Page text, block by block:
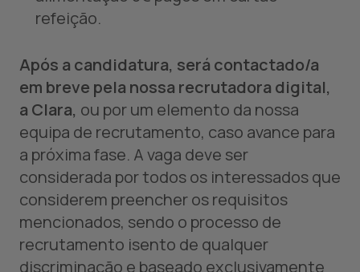
refeição.
Após a candidatura, será contactado/a
em breve pela nossa recrutadora digital,
a Clara, ou por um elemento da nossa
equipa de recrutamento, caso avance para
a próxima fase. A vaga deve ser
considerada por todos os interessados que
considerem preencher os requisitos
mencionados, sendo o processo de
recrutamento isento de qualquer
discriminação e baseado exclusivamente